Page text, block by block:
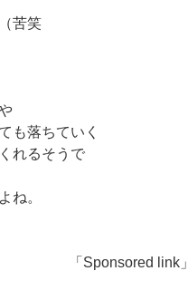
苦笑
も落ちていく
れるそうで
ね。
「Sponsored link」